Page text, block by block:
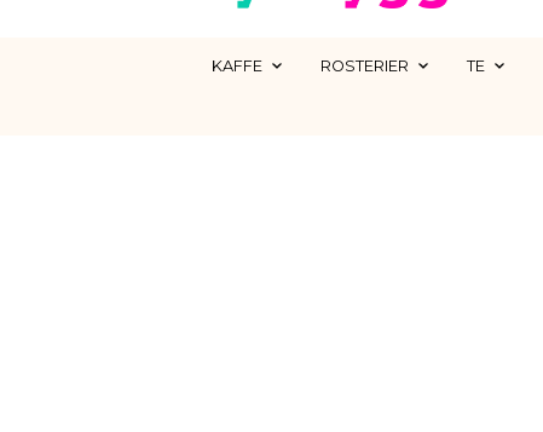
KAFFE ROSTERIER TE